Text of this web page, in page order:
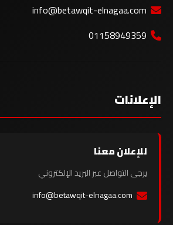
info@betawqit-elnagaa.com
01158949359
الإعلانات
للإعلان معنا
يرجى التواصل عبر البريد الإلكتروني
info@betawqit-elnagaa.com